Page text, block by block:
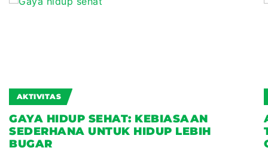
AKTIVITAS
GAYA HIDUP SEHAT: KEBIASAAN
SEDERHANA UNTUK HIDUP LEBIH
BUGAR